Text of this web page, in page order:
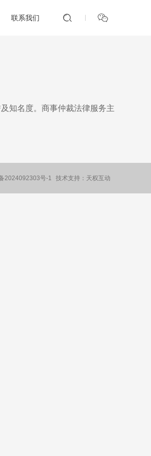
联系我们
知名度。商事仲裁法律服务主
2024092303号-1 技术支持：天权互动